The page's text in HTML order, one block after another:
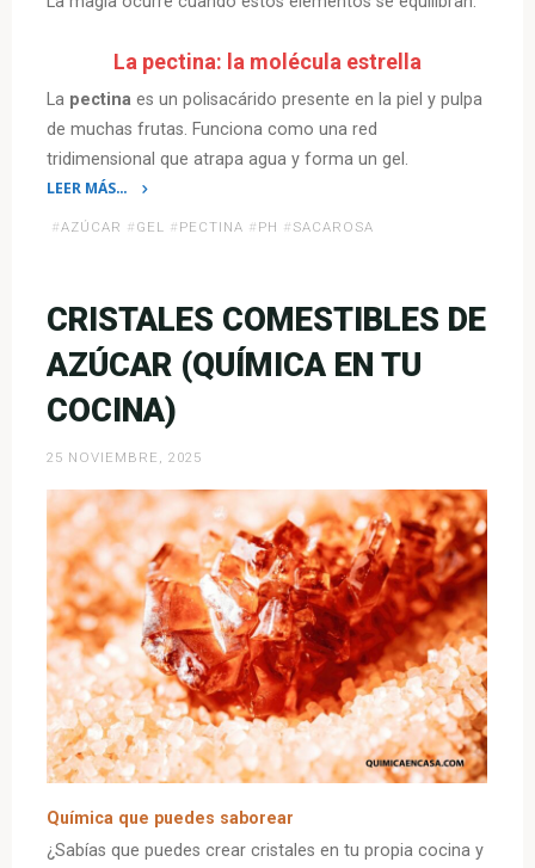
La pectina: la molécula estrella
La pectina es un polisacárido presente en la piel y pulpa
de muchas frutas. Funciona como una red
tridimensional que atrapa agua y forma un gel.
LEER MÁS…
mermeladas
de
cómo
la
pectina
y
el
calor
crean
magia»
#AZÚCAR # GEL # PECTINA # PH # SACAROSA
CRISTALES COMESTIBLES DE
AZÚCAR (QUÍMICA EN TU
COCINA)
25 NOVIEMBRE, 2025
Química que puedes saborear
¿Sabías que puedes crear cristales en tu propia cocina y